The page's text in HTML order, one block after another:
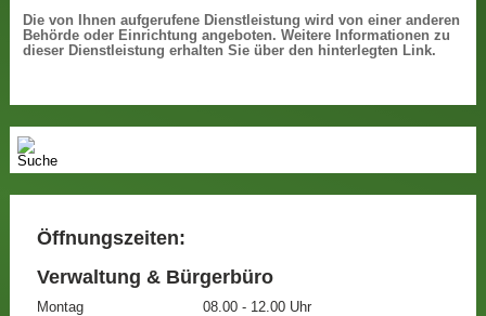
Die von Ihnen aufgerufene Dienstleistung wird von einer anderen
Behörde oder Einrichtung angeboten. Weitere Informationen zu
dieser Dienstleistung erhalten Sie über den hinterlegten Link.
Öffnungszeiten:
Verwaltung & Bürgerbüro
Montag
08.00 - 12.00 Uhr